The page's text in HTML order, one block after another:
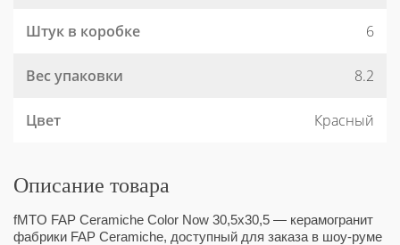
Штук в коробке 6
Вес упаковки 8.2
Цвет Красный
Описание товара
fMTO FAP Ceramiche Color Now 30,5x30,5 — керамогранит
фабрики FAP Ceramiche, доступный для заказа в шоу-руме